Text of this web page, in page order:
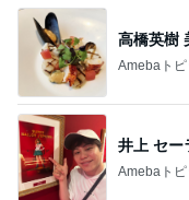
高橋英樹
Amebaトピ
井上 セー
Amebaトピ